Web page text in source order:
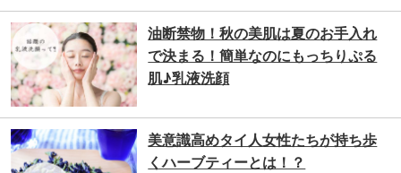
油断禁物！秋の美肌は夏のお手入れ
で決まる！簡単なのにもっちりぷる
肌♪乳液洗顔
美意識高めタイ人女性たちが持ち歩
くハーブティーとは！？